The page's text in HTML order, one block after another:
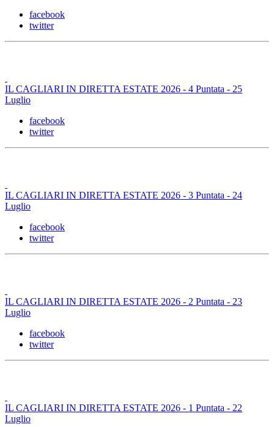
facebook
twitter
IL CAGLIARI IN DIRETTA ESTATE 2026 - 4 Puntata - 25
Luglio
facebook
twitter
IL CAGLIARI IN DIRETTA ESTATE 2026 - 3 Puntata - 24
Luglio
facebook
twitter
IL CAGLIARI IN DIRETTA ESTATE 2026 - 2 Puntata - 23
Luglio
facebook
twitter
IL CAGLIARI IN DIRETTA ESTATE 2026 - 1 Puntata - 22
Luglio